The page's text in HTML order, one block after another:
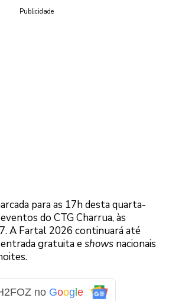
Publicidade
para as 17h desta quarta-
do CTG Charrua, às
A Fartal 2026 continuará até
gratuita e shows nacionais
no Goog e